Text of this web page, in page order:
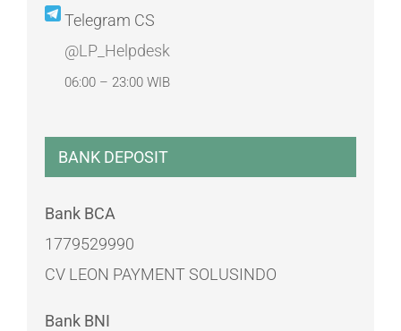
Telegram CS
@LP_Helpdesk
06:00 – 23:00 WIB
BANK DEPOSIT
Bank BCA
1779529990
CV LEON PAYMENT SOLUSINDO
Bank BNI